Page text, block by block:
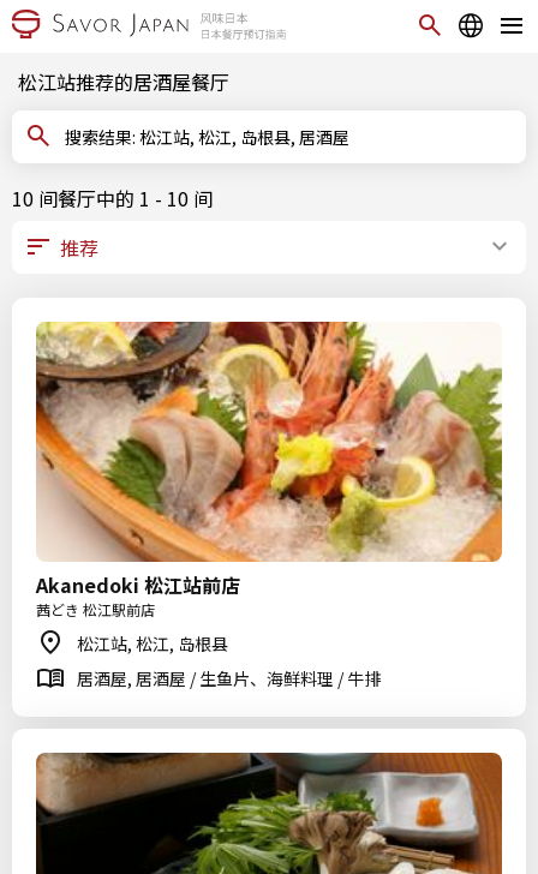
松江站推荐的居酒屋餐厅
搜索结果: 松江站, 松江, 岛根县, 居酒屋
10 间餐厅中的 1 - 10 间
Akanedoki 松江站前店
茜どき 松江駅前店
松江站, 松江, 岛根县
居酒屋, 居酒屋 / 生鱼片、海鲜料理 / 牛排